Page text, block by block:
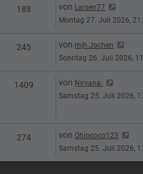
188 ZugriffeLetzter Beitrag
von Larsen77
Montag 27. Juli 2026,
245 ZugriffeLetzter Beitrag
von mjh.Jochen
Sonntag 26. Juli 2026,
1409 ZugriffeLetzter Beitrag
von Nirvana.
Samstag 25. Juli 2026,
274ZugriffeLetzter Beitrag
von Ohiococo123
Samstag 25. Juli 2026,